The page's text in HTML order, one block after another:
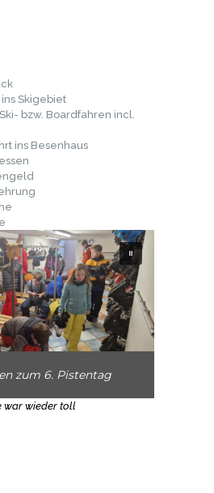
Skigebiet
bzw. Boardfahren incl.
ins Besenhaus
zum 6. Pistentag
war wieder toll